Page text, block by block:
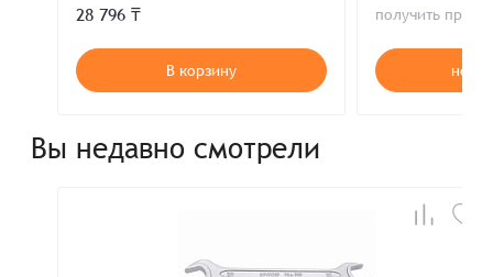
28 796 ₸
В корзину
получить
нет в
Вы недавно смотрели